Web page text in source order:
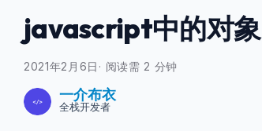
javascript中的对象
2021年2月6日 · 阅读需 2 分钟
一介布衣
全栈开发者